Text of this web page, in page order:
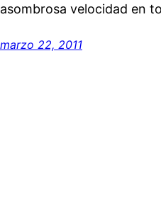
asombrosa velocidad en
marzo 22, 2011